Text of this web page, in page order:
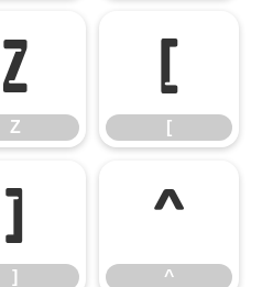
Z
Z
[
[
]
]
^
^